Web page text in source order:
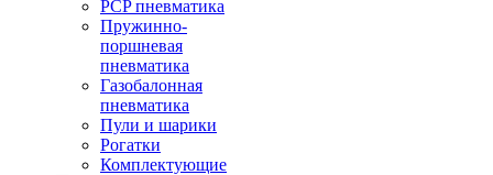
PCP пневматика
Пружинно-
поршневая
пневматика
Газобалонная
пневматика
Пули и шарики
Рогатки
Комплектующие